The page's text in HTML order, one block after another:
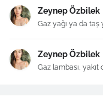
Zeynep Özbilek
Gaz yağı ya da taş
Zeynep Özbilek
Gaz lambası, yakıt